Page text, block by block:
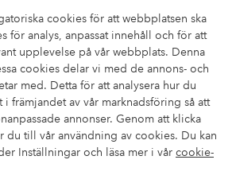
cookies för att webbplatsen ska
för analys, anpassat innehåll och för att
upplevelse på vår webbplats. Denna
cookies delar vi med de annons- och
med. Detta för att analysera hur du
i främjandet av vår marknadsföring så att
annonser. Genom att klicka
du till vår användning av cookies. Du kan
Inställningar och läsa mer i vår cookie-
hur du enklast kontaktar oss.
Beställning Betalsätt